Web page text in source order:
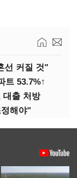
선 커질 것"
트 53.7%↑
대출 처방
해야"